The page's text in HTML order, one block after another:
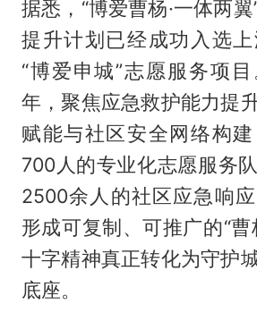
据悉，“博爱曹杨·一体两
提升计划已经成功入选
“博爱申城”志愿服务项
年，聚焦应急救护能力提
赋能与社区安全网络构
700人的专业化志愿服务
2500余人的社区应急响
形成可复制、可推广的“曹
十字精神真正转化为守护
底座。